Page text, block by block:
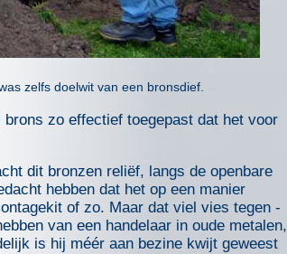
zelfs doelwit van een bronsdief.
zo effectief toegepast dat het voor
dit bronzen reliëf, langs de openbare
hebben dat het op een manier
of zo. Maar dat viel vies tegen -
van een handelaar in oude metalen,
is hij méér aan bezine kwijt geweest